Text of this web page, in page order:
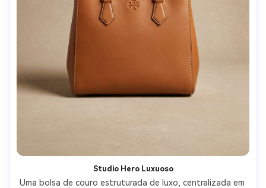
Studio Hero Luxuoso
Uma bolsa de couro estruturada de luxo, centralizada em